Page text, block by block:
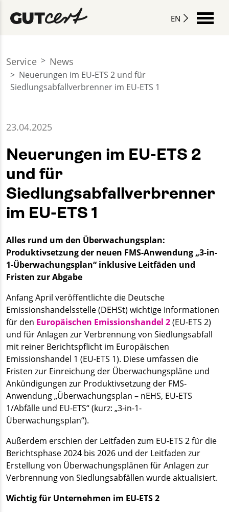
EN
Service News
Neuerungen im EU-ETS 2 und für
Siedlungsabfallverbrenner im EU-ETS 1
23.04.2025
Neuerungen im EU-ETS 2
und für
Siedlungsabfallverbrenner
im EU-ETS 1
Alles rund um den Überwachungsplan:
Produktivsetzung der neuen FMS-Anwendung „3-in-
1-Überwachungsplan“ inklusive Leitfäden und
Fristen zur Abgabe
Anfang April veröffentlichte die Deutsche
Emissionshandelsstelle (DEHSt) wichtige Informationen
für den Europäischen Emissionshandel 2(EU-ETS 2)
und für Anlagen zur Verbrennung von Siedlungsabfall
mit reiner Berichtspflicht im Europäischen
Emissionshandel 1 (EU-ETS 1). Diese umfassen die
Fristen zur Einreichung der Überwachungspläne und
Ankündigungen zur Produktivsetzung der FMS-
Anwendung „Überwachungsplan – nEHS, EU-ETS
1/Abfälle und EU-ETS“ (kurz: „3-in-1-
Überwachungsplan“).
Außerdem erschien der Leitfaden zum EU-ETS 2 für die
Berichtsphase 2024 bis 2026 und der Leitfaden zur
Erstellung von Überwachungsplänen für Anlagen zur
Verbrennung von Siedlungsabfällen wurde aktualisiert.
Wichtig für Unternehmen im EU-ETS 2